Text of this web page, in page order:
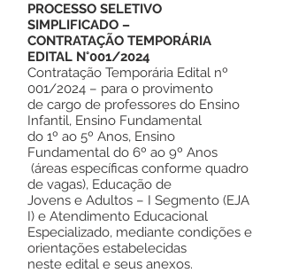
PROCESSO SELETIVO
SIMPLIFICADO –
CONTRATAÇÃO TEMPORÁRIA
EDITAL N°001/2024
Contratação Temporária Edital nº
001/2024 – para o provimento
de cargo de professores do Ensino
Infantil, Ensino Fundamental
do 1º ao 5º Anos, Ensino
Fundamental do 6º ao 9º Anos
(áreas específicas conforme quadro
de vagas), Educação de
Jovens e Adultos – I Segmento (EJA
I) e Atendimento Educacional
Especializado, mediante condições e
orientações estabelecidas
neste edital e seus anexos.